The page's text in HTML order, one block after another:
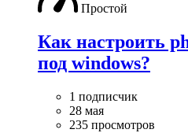
Простой
Как настроить
под windows?
1 подписчик
28 мая
235 просмотров